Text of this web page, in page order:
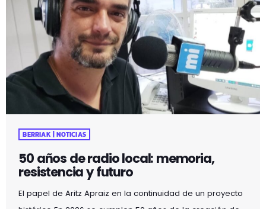
BERRIAK | NOTICIAS
50 años de radio local: memoria,
resistencia y futuro
El papel de Aritz Apraiz en la continuidad de un proyecto